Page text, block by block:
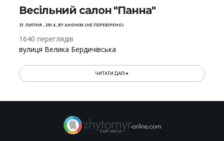
Весільний салон "Панна"
21 ЛИПНЯ , 2014,BYАНОНІМ (НЕ ПЕРЕВІРЕНО)
1640 переглядів
вулиця Велика Бердичівська
ЧИТАТИ ДАЛІ